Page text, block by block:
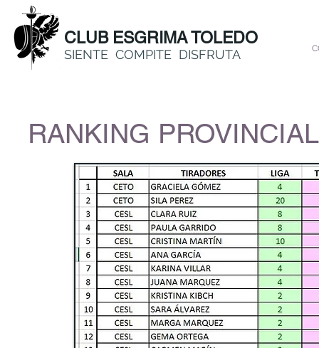
CLUB ESGRIMA TOLEDO
SIENTE COMPITE DISFRUTA
RANKING